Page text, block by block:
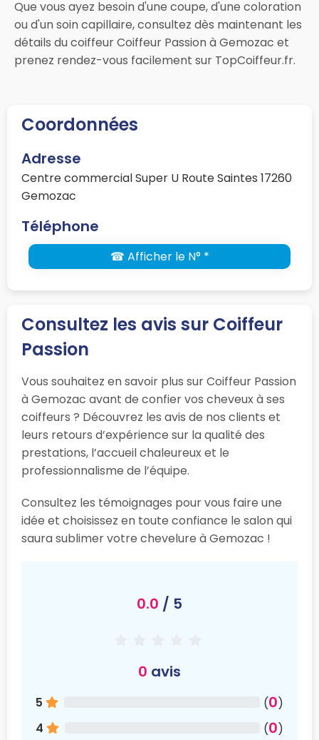
Que vous ayez besoin d'une coupe, d'une coloration
ou d'un soin capillaire, consultez dès maintenant les
détails du coiffeur Coiffeur Passion à Gemozac et
prenez rendez-vous facilement sur TopCoiffeur.fr.
Coordonnées
Adresse
Centre commercial Super U Route Saintes 17260
Gemozac
Téléphone
☎ Afficher le N° *
Consultez les avis sur Coiffeur
Passion
Vous souhaitez en savoir plus sur Coiffeur Passion
à Gemozac avant de confier vos cheveux à ses
coiffeurs ? Découvrez les avis de nos clients et
leurs retours d’expérience sur la qualité des
prestations, l’accueil chaleureux et le
professionnalisme de l’équipe.
Consultez les témoignages pour vous faire une
idée et choisissez en toute confiance le salon qui
saura sublimer votre chevelure à Gemozac !
0.0 / 5
0 avis
5 (0)
4
(0)